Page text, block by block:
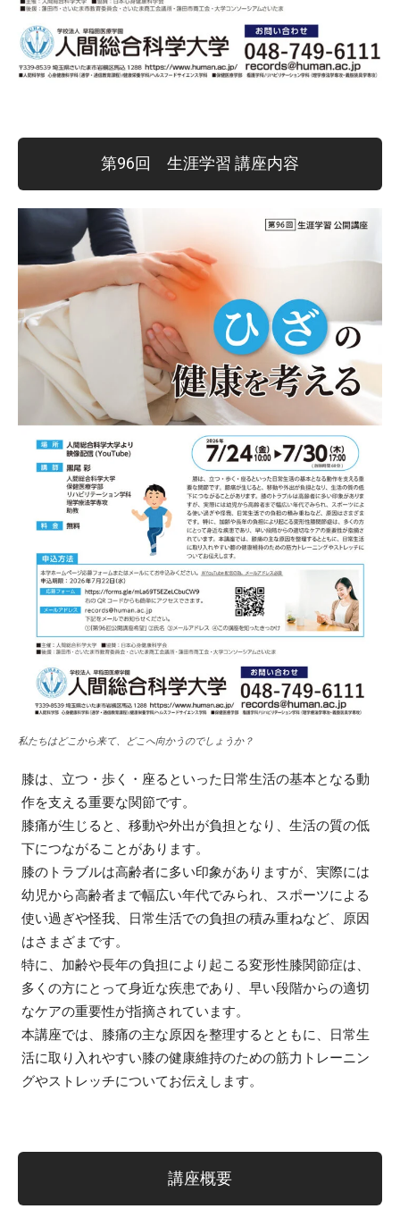
第96回 生涯学習 講座内容
私たちはどこから来て、どこへ向かうのでしょうか？
膝は、立つ・歩く・座るといった日常生活の基本となる動
作を支える重要な関節です。
膝痛が生じると、移動や外出が負担となり、生活の質の低
下につながることがあります。
膝のトラブルは高齢者に多い印象がありますが、実際には
幼児から高齢者まで幅広い年代でみられ、スポーツによる
使い過ぎや怪我、日常生活での負担の積み重ねなど、原因
はさまざまです。
特に、加齢や長年の負担により起こる変形性膝関節症は、
多くの方にとって身近な疾患であり、早い段階からの適切
なケアの重要性が指摘されています。
本講座では、膝痛の主な原因を整理するとともに、日常生
活に取り入れやすい膝の健康維持のための筋力トレーニン
グやストレッチについてお伝えします。
講座概要